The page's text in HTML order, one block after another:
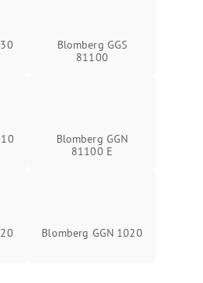
Blomberg GGS
81100
Blomberg GGN
81100 E
Blomberg GGN 1020